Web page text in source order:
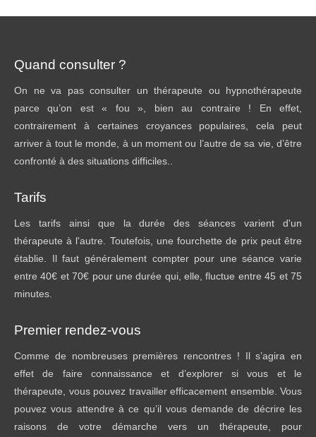
Quand consulter ?
On ne va pas consulter un thérapeute ou hypnothérapeute
parce qu’on est « fou », bien au contraire ! En effet,
contrairement à certaines croyances populaires, cela peut
arriver à tout le monde, à un moment ou l’autre de sa vie, d’être
confronté à des situations difficiles..
Tarifs
Les tarifs ainsi que la durée des séances varient d'un
thérapeute à l'autre. Toutefois, une fourchette de prix peut être
établie. Il faut généralement compter pour une séance varie
entre 40€ et 70€ pour une durée qui, elle, fluctue entre 45 et 75
minutes.
Premier rendez-vous
Comme de nombreuses premières rencontres ! Il s’agira en
effet de faire connaissance et d’explorer si vous et le
thérapeute, vous pouvez travailler efficacement ensemble. Vous
pouvez vous attendre à ce qu’il vous demande de décrire les
raisons de votre démarche vers un thérapeute, pour